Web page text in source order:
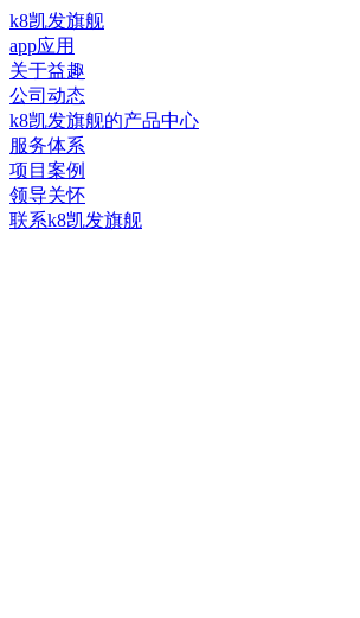
k8凯发旗舰
app应用
关于益趣
公司动态
k8凯发旗舰的产品中心
服务体系
项目案例
领导关怀
联系k8凯发旗舰